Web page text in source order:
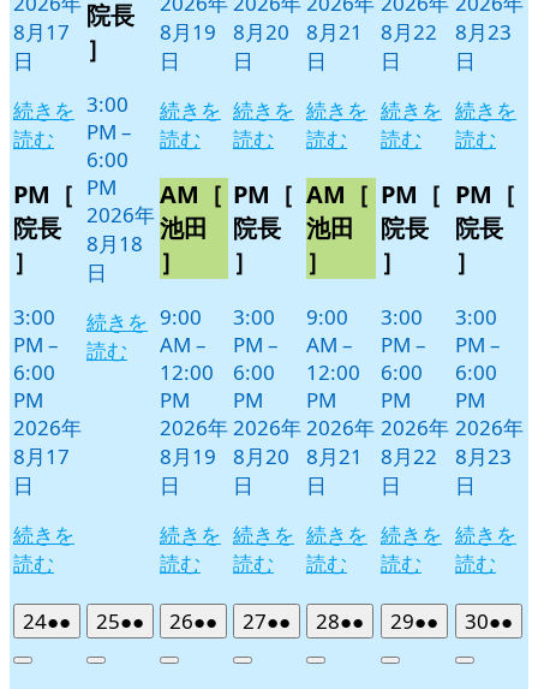
8月17
日
続きを
読む
PM［
院長
］
3:00
PM –
6:00
PM
2026年
8月17
日
続きを
読む
18
日
ベ
院長
］
3:00
PM –
6:00
PM
2026年
8月18
日
続きを
読む
8月19
日
続きを
読む
AM［
池田
］
9:00
AM –
12:00
PM
2026年
8月19
日
続きを
読む
8月20
日
続きを
読む
PM［
院長
］
3:00
PM –
6:00
PM
2026年
8月20
日
続きを
読む
8月21
日
続きを
読む
AM［
池田
］
9:00
AM –
12:00
PM
2026年
8月21
日
続きを
読む
8月22
日
続きを
読む
PM［
院長
］
3:00
PM –
6:00
PM
2026年
8月22
日
続きを
読む
8月23
日
続きを
読む
PM［
院長
］
3:00
PM –
6:00
PM
2026年
8月23
日
続きを
読む
242026
年
●●
件
Close
252026
年
●●
件
Close
262026
年
●●
件
Close
272026
年
●●
件
Close
282026
年
●●
件
Close
292026
年
●●
件
Close
302026
年
●●
件
Close